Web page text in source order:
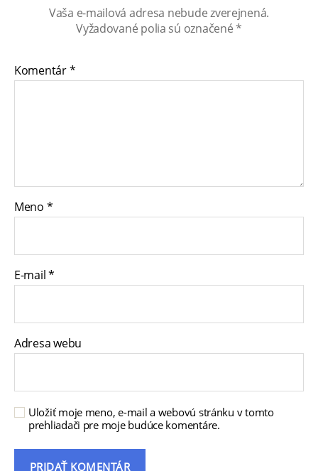
Vaša e-mailová adresa nebude zverejnená.
Vyžadované polia sú označené*
Komentár*
Meno *
E-mail*
Adresa webu
Uložiť moje meno, e-mail a webovú stránku v tomto
prehliadači pre moje budúce komentáre.